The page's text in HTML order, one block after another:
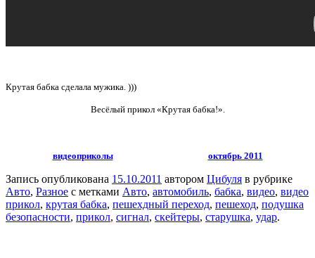
Крутая бабка сделала мужика. )))
Весёлый прикол «Крутая бабка!».
видеоприколы октябрь 2011
Запись опубликована 15.10.2011 автором Цибуля в рубрике
Авто, Разное с метками Авто, автомобиль, бабка, видео, видео
прикол, крутая бабка, пешехдный переход, пешеход, подушка
безопасности, прикол, сигнал, скейтеры, старушка, удар.